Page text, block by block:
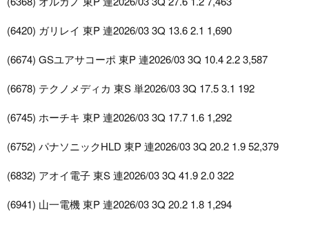
(6420) ガリレイ 東P 連2026/03 3Q 13.6 2.1 1,690
(6674) GSユアサコーポ 東P 連2026/03 3Q 10.4 2.2 3,587
(6678) テクノメディカ 東S 単2026/03 3Q 17.5 3.1 192
(6745) ホーチキ 東P 連2026/03 3Q 17.7 1.6 1,292
(6752) パナソニックHLD 東P 連2026/03 3Q 20.2 1.9 52,379
(6832) アオイ電子 東S 連2026/03 3Q 41.9 2.0 322
(6941) 山一電機 東P 連2026/03 3Q 20.2 1.8 1,294